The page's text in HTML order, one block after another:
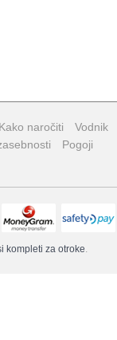
Kako naročiti
Vodnik
Pogoji
kompleti za otroke.